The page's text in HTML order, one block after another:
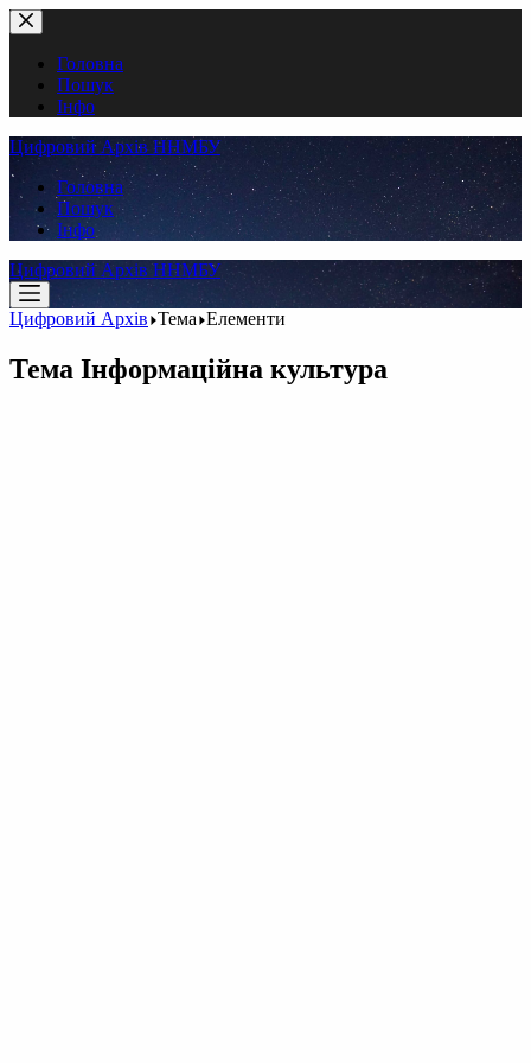
Перейти
до
вмістуГоловна
Пошук
Інфо
Цифровий Архів ННМБУ
Головна
Пошук
Інфо
Цифровий Архів ННМБУ
Цифровий Архів Тема Елементи
Тема Інформаційна культура